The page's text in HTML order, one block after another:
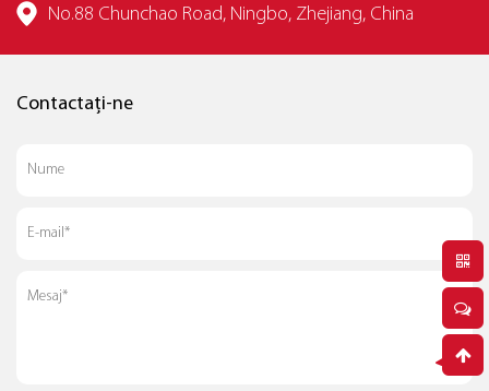
No.88 Chunchao Road, Ningbo, Zhejiang, China
Contactați-ne